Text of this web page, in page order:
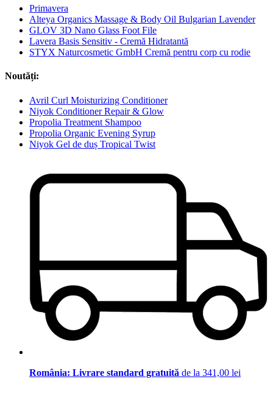
Primavera
Alteya Organics Massage & Body Oil Bulgarian Lavender
GLOV 3D Nano Glass Foot File
Lavera Basis Sensitiv - Cremă Hidratantă
STYX Naturcosmetic GmbH Cremă pentru corp cu rodie
Noutăți:
Avril Curl Moisturizing Conditioner
Niyok Conditioner Repair & Glow
Propolia Treatment Shampoo
Propolia Organic Evening Syrup
Niyok Gel de duș Tropical Twist
România: Livrare standard gratuită de la 341,00 lei